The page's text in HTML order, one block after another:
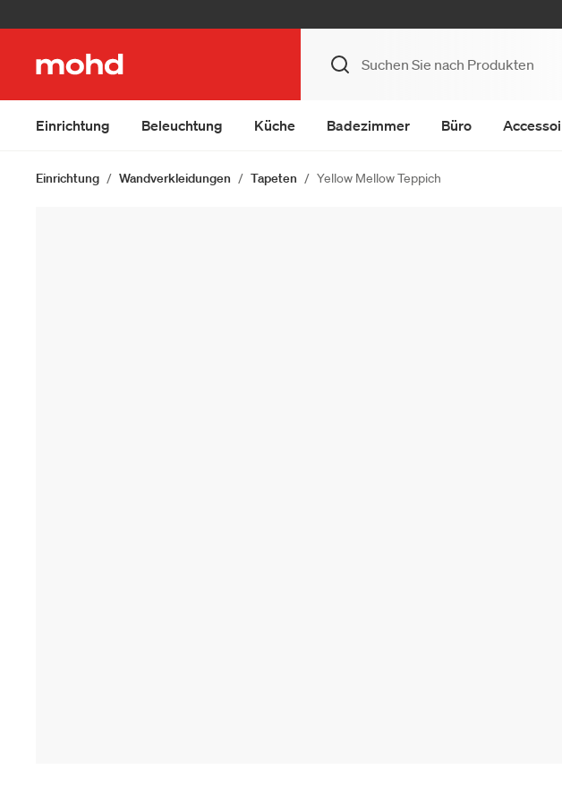
Einrichtung Beleuchtung Küche Badezimmer Büro
Einrichtung Wandverkleidungen Tapeten Yellow Mellow Teppich